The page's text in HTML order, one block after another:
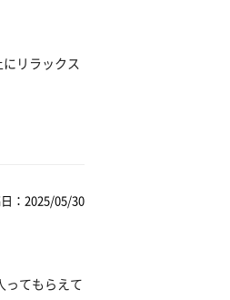
リラックス
：2025/05/30
ってもらえて